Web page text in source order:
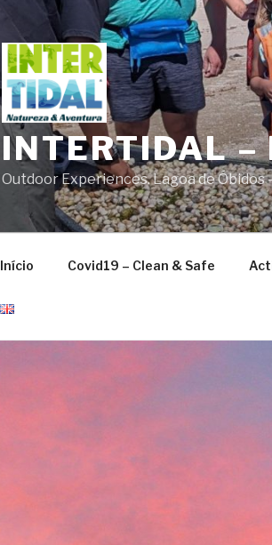
INTERTIDAL –
Outdoor Experiences. Lagoa de Óbidos
Início Covid19 – Clean & Safe